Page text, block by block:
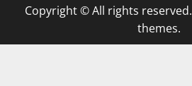
Copyright © All rights reserved.
themes.